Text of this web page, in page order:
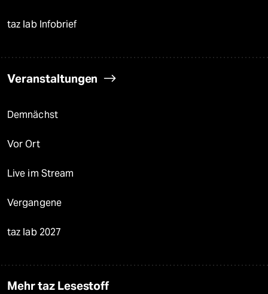
taz lab Infobrief
Veranstaltungen
Demnächst
Vor Ort
Live im Stream
Vergangene
taz lab 2027
Mehr taz Lesestoff